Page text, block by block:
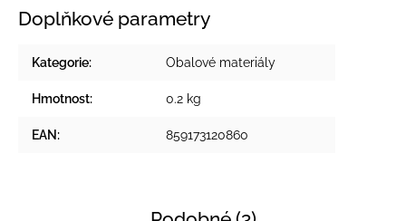
Doplňkové parametry
Kategorie: Obalové materiály
Hmotnost: 0.2 kg
EAN: 859173120860